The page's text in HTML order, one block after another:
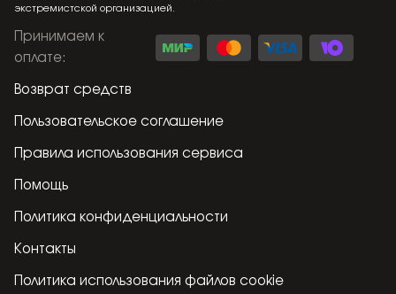
экстремистской организацией.
Принимаем к
оплате:
Возврат средств
Пользовательское соглашение
Правила использования сервиса
Помощь
Политика конфиденциальности
Контакты
Политика использования файлов cookie